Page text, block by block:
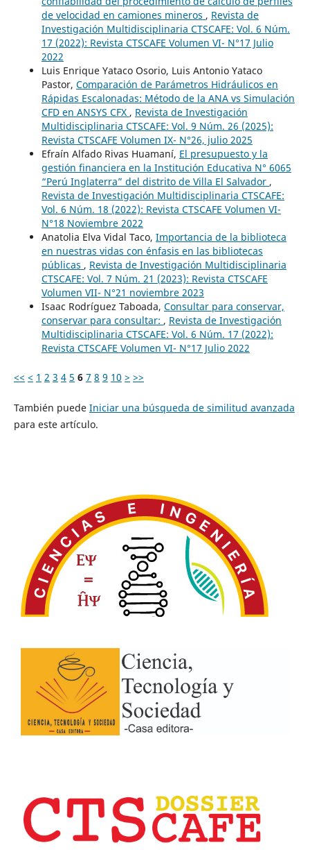
de velocidad en camiones mineros , Revista de
Investigación Multidisciplinaria CTSCAFE: Vol. 6 Núm.
17 (2022): Revista CTSCAFE Volumen VI- N°17 Julio
2022
Luis Enrique Yataco Osorio, Luis Antonio Yataco
Pastor, Comparación de Parámetros Hidráulicos en
Rápidas Escalonadas: Método de la ANA vs Simulación
CFD en ANSYS CFX , Revista de Investigación
Multidisciplinaria CTSCAFE: Vol. 9 Núm. 26 (2025):
Revista CTSCAFE Volumen IX- N°26, julio 2025
Efraín Alfado Rivas Huamaní, El presupuesto y la
gestión financiera en la Institución Educativa N° 6065
“Perú Inglaterra” del distrito de Villa El Salvador ,
Revista de Investigación Multidisciplinaria CTSCAFE:
Vol. 6 Núm. 18 (2022): Revista CTSCAFE Volumen VI-
N°18 Noviembre 2022
Anatolia Elva Vidal Taco, Importancia de la biblioteca
en nuestras vidas con énfasis en las bibliotecas
públicas , Revista de Investigación Multidisciplinaria
CTSCAFE: Vol. 7 Núm. 21 (2023): Revista CTSCAFE
Volumen VII- N°21 noviembre 2023
Isaac Rodríguez Taboada, Consultar para conservar,
conservar para consultar: , Revista de Investigación
Multidisciplinaria CTSCAFE: Vol. 6 Núm. 17 (2022):
Revista CTSCAFE Volumen VI- N°17 Julio 2022
<< < 1 2 3 4 5 6 7 8 9 10 > >>
También puede Iniciar una búsqueda de similitud avanzada
para este artículo.